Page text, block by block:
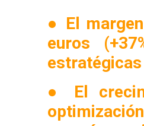
● El
euros
● El